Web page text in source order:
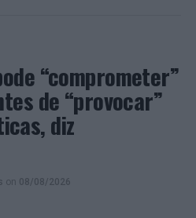
“comprometer”
de “provocar”
diz
on 08/08/2026